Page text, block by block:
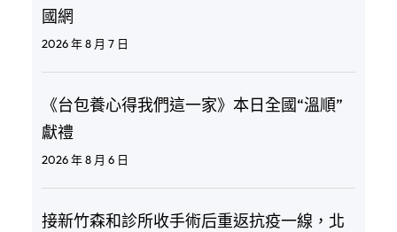
國網
2026 年 8 月 7 日
《台包養心得我們這一家》本日全國“溫順”
獻禮
2026 年 8 月 6 日
接新竹森和診所收手術后重返抗疫一線，北